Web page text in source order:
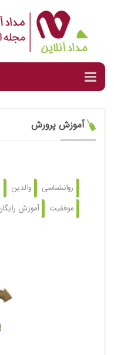
آموزش پرورش
روانشناسی والدین
موفقیت
آموزش